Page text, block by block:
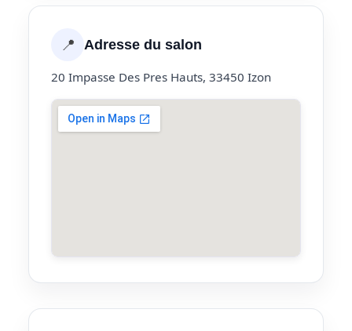
📍 Adresse du salon
20 Impasse Des Pres Hauts, 33450 Izon